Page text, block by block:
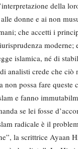
della
donne e ai non
che accetti i
moderne;
islamica, né di
analisti crede che ciò
non possa fare queste
e fanno
se lei fosse
radicale è il
la scrittrice Ayaan